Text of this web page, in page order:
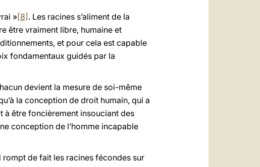
»[8] . Les racines s’aliment de la
être vraiment libre, humaine et
et pour cela est capable
fondamentaux guidés par la
devient la mesure de soi-même
la conception de droit humain, qui a
à être foncièrement insouciant des
conception de l’homme incapable
rompt de fait les racines fécondes sur